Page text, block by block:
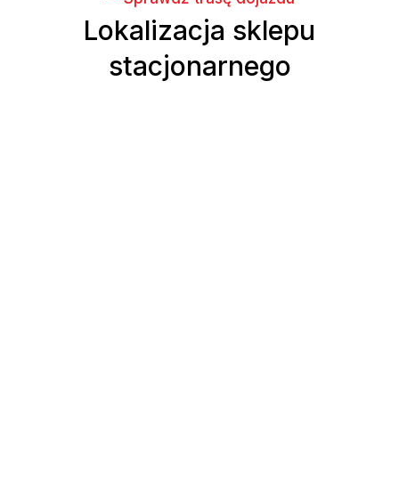
Lokalizacja sklepu
stacjonarnego